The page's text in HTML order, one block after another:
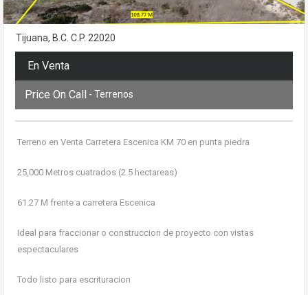
Tijuana, B.C. C.P. 22020
En Venta
Price On Call - Terrenos
Terreno en Venta Carretera Escenica KM 70 en punta piedra
25,000 Metros cuatrados (2.5 hectareas)
61.27 M frente a carretera Escenica
Ideal para fraccionar o construccion de proyecto con vistas
espectaculares
Todo listo para escrituracion